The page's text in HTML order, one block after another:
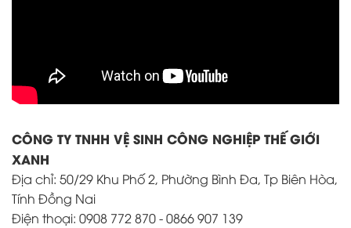
CÔNG TY TNHH VỆ SINH CÔNG NGHIỆP THẾ GIỚI
XANH
Địa chỉ: 50/29 Khu Phố 2, Phường Bình Đa, Tp Biên Hòa,
Tính Đồng Nai
Điện thoại: 0908 772 870 - 0866 907 139